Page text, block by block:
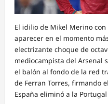
El idilio de Mikel Merino
aparecer en el momento
electrizante choque de
mediocampista del Arsenal
el balón al fondo de la red
de Ferran Torres, firmando
España eliminó a la